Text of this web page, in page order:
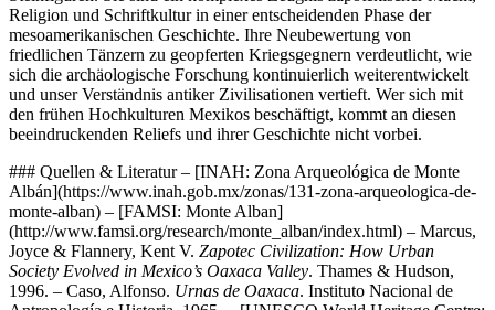
Religion und Schriftkultur in einer entscheidenden Phase der
mesoamerikanischen Geschichte. Ihre Neubewertung von
friedlichen Tänzern zu geopferten Kriegsgegnern verdeutlicht, wie
sich die archäologische Forschung kontinuierlich weiterentwickelt
und unser Verständnis antiker Zivilisationen vertieft. Wer sich mit
den frühen Hochkulturen Mexikos beschäftigt, kommt an diesen
beeindruckenden Reliefs und ihrer Geschichte nicht vorbei.
### Quellen & Literatur – [INAH: Zona Arqueológica de Monte
Albán](https://www.inah.gob.mx/zonas/131-zona-arqueologica-de-
monte-alban) – [FAMSI: Monte Alban]
(http://www.famsi.org/research/monte_alban/index.html) – Marcus,
Joyce & Flannery, Kent V. Zapotec Civilization: How Urban
Society Evolved in Mexico’s Oaxaca Valley. Thames & Hudson,
1996. – Caso, Alfonso. Urnas de Oaxaca. Instituto Nacional de